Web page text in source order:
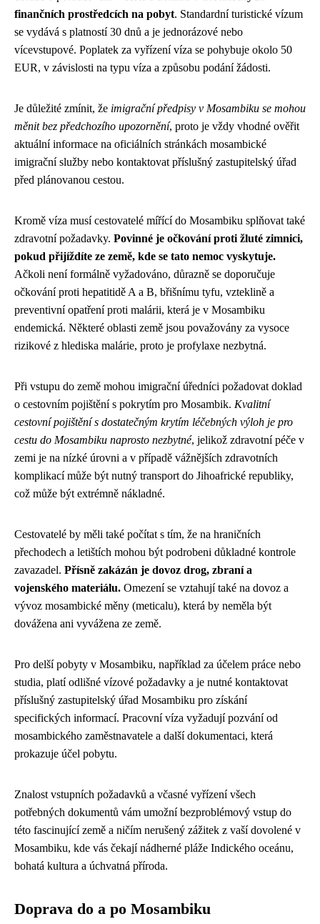
finančních prostředcích na pobyt. Standardní turistické vízum
se vydává s platností 30 dnů a je jednorázové nebo
vícevstupové. Poplatek za vyřízení víza se pohybuje okolo 50
EUR, v závislosti na typu víza a způsobu podání žádosti.
Je důležité zmínit, že imigrační předpisy v Mosambiku se mohou
měnit bez předchozího upozornění, proto je vždy vhodné ověřit
aktuální informace na oficiálních stránkách mosambické
imigrační služby nebo kontaktovat příslušný zastupitelský úřad
před plánovanou cestou.
Kromě víza musí cestovatelé mířící do Mosambiku splňovat také
zdravotní požadavky. Povinné je očkování proti žluté zimnici,
pokud přijíždíte ze země, kde se tato nemoc vyskytuje.
Ačkoli není formálně vyžadováno, důrazně se doporučuje
očkování proti hepatitidě A a B, břišnímu tyfu, vzteklině a
preventivní opatření proti malárii, která je v Mosambiku
endemická. Některé oblasti země jsou považovány za vysoce
rizikové z hlediska malárie, proto je profylaxe nezbytná.
Při vstupu do země mohou imigrační úředníci požadovat doklad
o cestovním pojištění s pokrytím pro Mosambik. Kvalitní
cestovní pojištění s dostatečným krytím léčebných výloh je pro
cestu do Mosambiku naprosto nezbytné, jelikož zdravotní péče v
zemi je na nízké úrovni a v případě vážnějších zdravotních
komplikací může být nutný transport do Jihoafrické republiky,
což může být extrémně nákladné.
Cestovatelé by měli také počítat s tím, že na hraničních
přechodech a letištích mohou být podrobeni důkladné kontrole
zavazadel. Přísně zakázán je dovoz drog, zbraní a
vojenského materiálu. Omezení se vztahují také na dovoz a
vývoz mosambické měny (meticalu), která by neměla být
dovážena ani vyvážena ze země.
Pro delší pobyty v Mosambiku, například za účelem práce nebo
studia, platí odlišné vízové požadavky a je nutné kontaktovat
příslušný zastupitelský úřad Mosambiku pro získání
specifických informací. Pracovní víza vyžadují pozvání od
mosambického zaměstnavatele a další dokumentaci, která
prokazuje účel pobytu.
Znalost vstupních požadavků a včasné vyřízení všech
potřebných dokumentů vám umožní bezproblémový vstup do
této fascinující země a ničím nerušený zážitek z vaší dovolené v
Mosambiku, kde vás čekají nádherné pláže Indického oceánu,
bohatá kultura a úchvatná příroda.
Doprava do a po Mosambiku